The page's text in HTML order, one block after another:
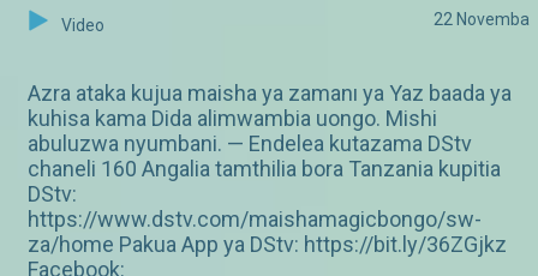
Video 22 Novemba
Azra ataka kujua maisha ya zamanı ya Yaz baada ya
kuhisa kama Dida alimwambia uongo. Mishi
abuluzwa nyumbani. — Endelea kutazama DStv
chaneli 160 Angalia tamthilia bora Tanzania kupitia
DStv:
https://www.dstv.com/maishamagicbongo/sw-
za/home Pakua App ya DStv: https://bit.ly/36ZGjkz
Facebook: